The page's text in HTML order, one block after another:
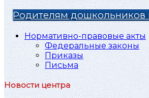
Родителям дошкольников
Нормативно-правовые акты
Федеральные законы
Приказы
Письма
Новости центра